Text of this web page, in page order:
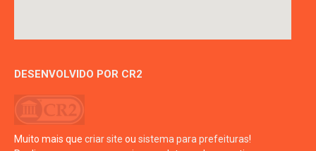
DESENVOLVIDO POR CR2
Muito mais que criar site ou sistema para prefeituras!